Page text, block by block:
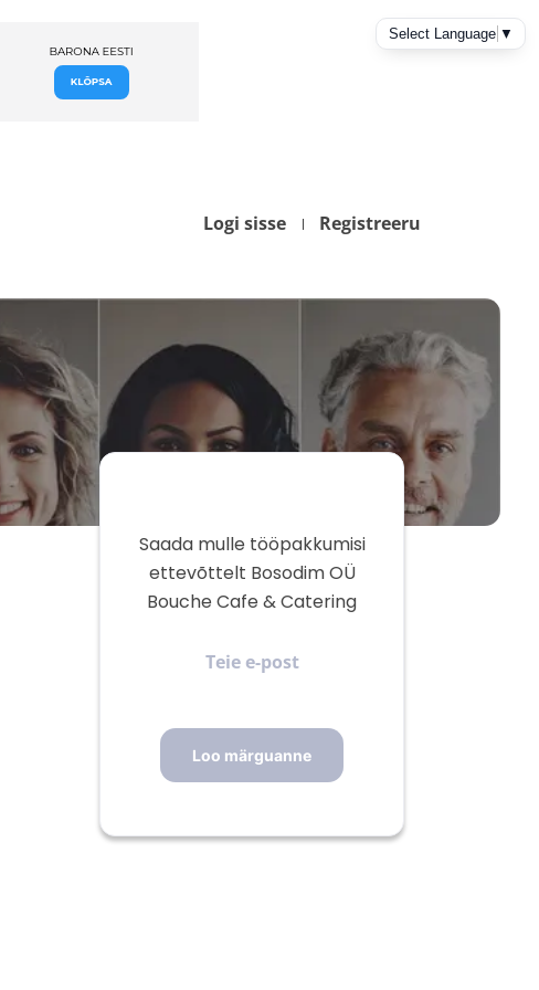
Logi sisse Registreeru
Saada mulle tööpakkumisi
ettevõttelt Bosodim OÜ
Bouche Cafe & Catering